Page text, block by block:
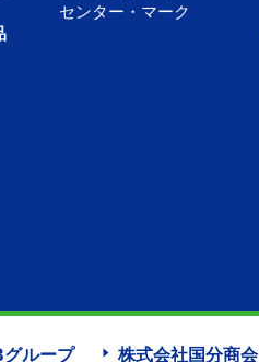
センター・マーク
グループ 株式会社国分商会